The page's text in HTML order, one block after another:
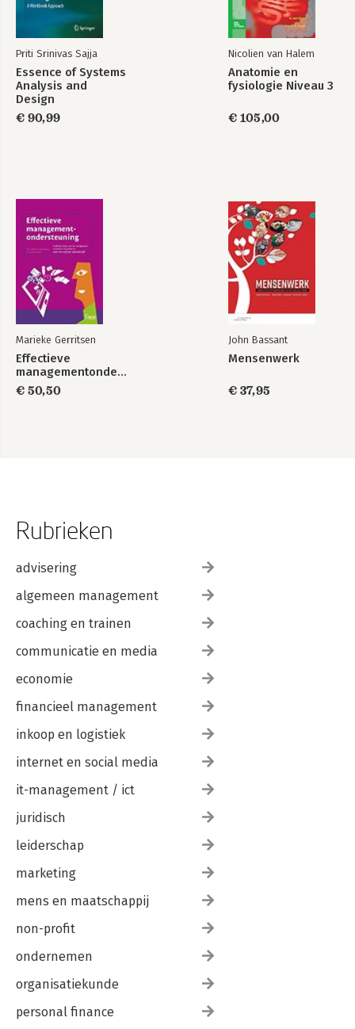
Priti Srinivas Sajja
Essence of Systems
Analysis and
Design
€ 90,99
Nicolien van Halem
Anatomie en
fysiologie Niveau 3
€ 105,00
Marieke Gerritsen
Effectieve
managementondersteuning
€ 50,50
John Bassant
Mensenwerk
€ 37,95
Rubrieken
advisering
algemeen management
coaching en trainen
communicatie en media
economie
financieel management
inkoop en logistiek
internet en social media
it-management / ict
juridisch
leiderschap
marketing
mens en maatschappij
non-profit
ondernemen
organisatiekunde
personal finance